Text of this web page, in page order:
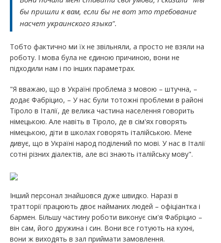
бы пришли к вам, если бы не вот это требование
насчет украинского языка".
Тобто фактично ми їх не звільняли, а просто не взяли на
роботу. І мова була не єдиною причиною, вони не
підходили нам і по інших параметрах.
"Я вважаю, що в Україні проблема з мовою – штучна, –
додає Фабріцио, – У нас були тотожні проблеми в районі
Тіроло в Італії, де велика частина населення говорить
німецькою. Але навіть в Тіроло, де в сім'ях говорять
німецькою, діти в школах говорять італійською. Мене
дивує, що в Україні народ поділений по мові. У нас в Італії
сотні різних діалектів, але всі знають італійську мову".
Інший персонал знайшовся дуже швидко. Наразі в
тратторії працюють двоє найманих людей – офіціантка і
бармен. Більшу частину роботи виконує сім'я Фабріцио –
він сам, його дружина і син. Вони все готують на кухні,
вони ж виходять в зал приймати замовлення.